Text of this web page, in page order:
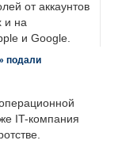
от аккаунтов
и на
и Google.
подали
IT-компания